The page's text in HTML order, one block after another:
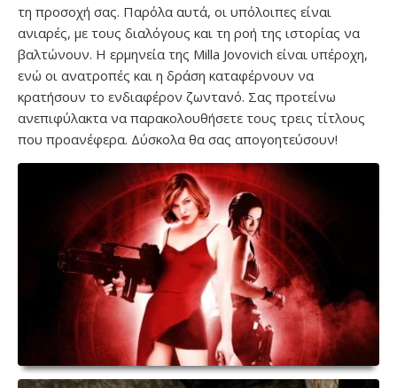
τη προσοχή σας. Παρόλα αυτά, οι υπόλοιπες είναι
ανιαρές, με τους διαλόγους και τη ροή της ιστορίας να
βαλτώνουν. Η ερμηνεία της Milla Jovovich είναι υπέροχη,
ενώ οι ανατροπές και η δράση καταφέρνουν να
κρατήσουν το ενδιαφέρον ζωντανό. Σας προτείνω
ανεπιφύλακτα να παρακολουθήσετε τους τρεις τίτλους
που προανέφερα. Δύσκολα θα σας απογοητεύσουν!